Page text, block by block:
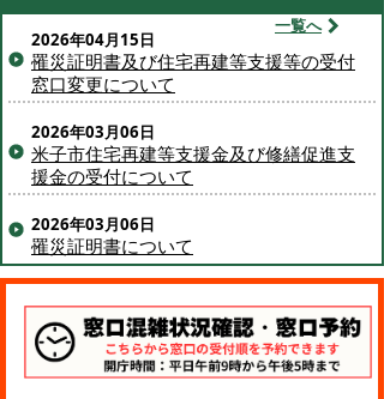
一覧へ
2026年04月15日
罹災証明書及び住宅再建等支援等の受付
窓口変更について
2026年03月06日
米子市住宅再建等支援金及び修繕促進支
援金の受付について
2026年03月06日
罹災証明書について